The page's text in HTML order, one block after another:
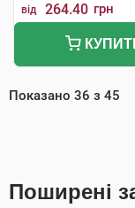
від 264.40 грн
Показано 36 з 45
Поширені